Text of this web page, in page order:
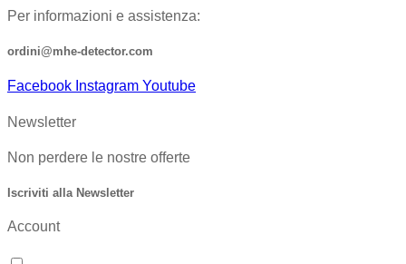
Per informazioni e assistenza:
ordini@mhe-detector.com
Facebook Instagram Youtube
Newsletter
Non perdere le nostre offerte
Iscriviti alla Newsletter
Account